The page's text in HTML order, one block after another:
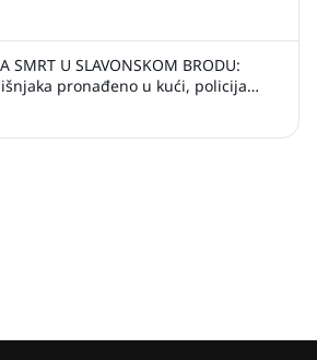
SMRT U SLAVONSKOM BRODU:
pronađeno u kući, policija